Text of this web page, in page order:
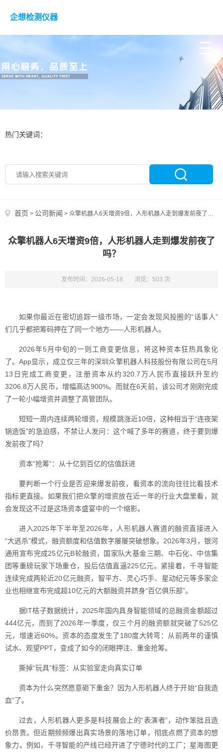
企想检测仪器
热门关键词：
首页 > 公司新闻 > 众擎机器人6天增资9倍，人形机器人走到爆发前夜了吗？
众擎机器人6天增资9倍，人形机器人走到爆发前夜了
吗？
发布时间：2026-05-18 浏览：503 次
如果你最近在密切追踪一级市场，一定会发现风投圈的“话事人”
们几乎都把筹码押在了同一个地方——人形机器人。
2026年5月中旬的一则工商变更信息，将这种资本狂热具象化
了。App显示，成立仅三年的深圳众擎机器人科技股份有限公司在5月
13日完成工商变更，注册资本从约320.7万人民币直接跃升至约
3206.8万人民币，增幅高达900%。而就在6天前，该公司才刚刚完成
了一轮小幅增资并调整了高管团队。
短短一周内连续两轮增资，规模跳涨近10倍，这种相当于“连夜架
锅造饭”的急迫感，不禁让人发问：这个喊了多年的赛道，终于要到爆
发前夜了吗？
资本“抢筹”：从十亿到百亿的估值跃进
要判断一个行业是否迎来爆发前夜，看资本的流向往往比看技术
指标更直接。如果我们把众擎的增资放在近一年的行业大盘里看，就
会发现这不过是这场资本盛宴中的一个缩影。
进入2025年下半年至2026年，人形机器人赛道的融资直接进入
“大逃杀”模式，融资额度和估值数字屡屡突破想象。2026年3月，银河
通用宣布完成25亿元B轮融资，国家队大基金三期、中石化、中信集
团等重磅玩家下场重仓，投后估值直逼225亿元。紧接着，千寻智能
连续完成两轮近20亿元融资，智平方、灵心巧手、星动纪元等多家企
业也相继宣布完成超10亿元的大额融资并跻身“百亿俱乐部”。
据IT桔子数据统计，2025年国内具身智能领域的总融资金额超过
444亿元，而到了2026年一季度，仅三个月的融资额就突破了525亿
元，增速近60%。资本的态度发生了180度大转弯：从前两年的谨慎
试水、观望PPT，变成了如今的闭眼押注、重金抢筹。
撕掉“玩具”标签：从实验室走向真实订单
资本为什么突然愿意砸下重金？因为人形机器人终于开始“自我造
血”了。
过去，人形机器人更多是科技展会上的“表演者”，动作笨拙且造
价昂贵。但近期频频爆出真实场景的落地订单，彻底点燃了资本的想
象力。例如，千寻智能的产线已经开进了宁德时代的工厂；星海图更